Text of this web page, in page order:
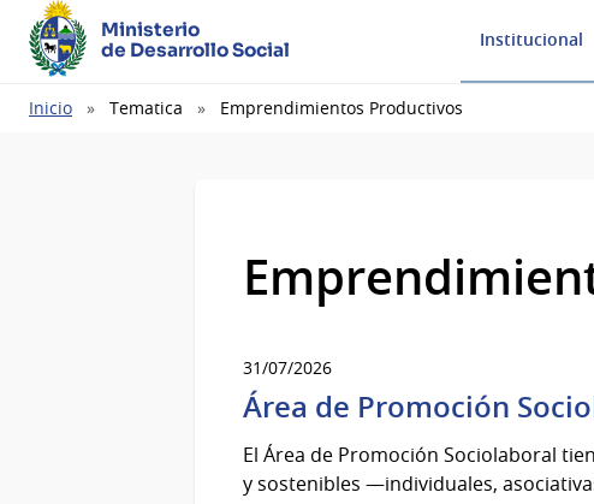
Ministerio
de Desarrollo Social
Institucional
Ruta
Inicio Tematica Emprendimientos Productivos
31/07/2026
Área de Promoción
El Área de Promoción Sociolaboral
y sostenibles —individuales,